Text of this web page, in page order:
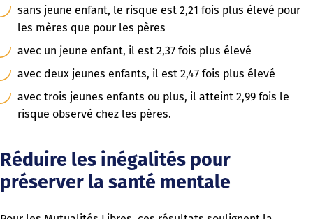
sans jeune enfant, le risque est 2,21 fois plus élevé pour
les mères que pour les pères
avec un jeune enfant, il est 2,37 fois plus élevé
avec deux jeunes enfants, il est 2,47 fois plus élevé
avec trois jeunes enfants ou plus, il atteint 2,99 fois le
risque observé chez les pères.
Réduire les inégalités pour
préserver la santé mentale